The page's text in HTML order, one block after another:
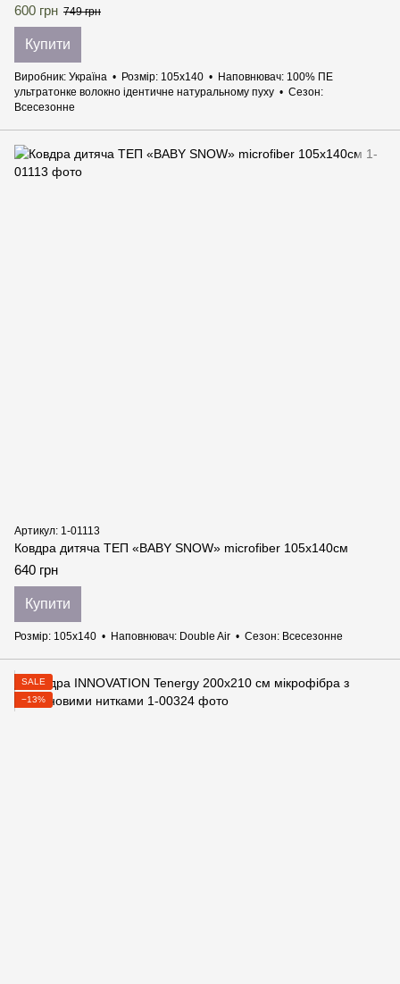
600 грн 749 грн
Купити
Виробник Україна Розмір 105х140 Наповнювач 100% ПЕ
ультратонке волокно ідентичне натуральному пуху
Сезон
Всесезонне
Артикул: 1-01113
Ковдра дитяча ТЕП «BABY SNOW» microfiber 105х140см
640 грн
Купити
Розмір 105х140 Наповнювач Double Air Сезон Всесезонне
SALE
−13%